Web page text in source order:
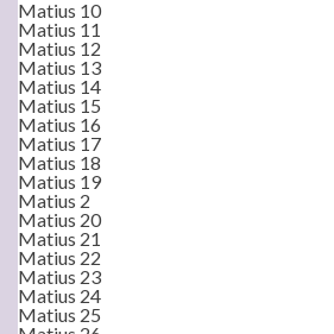
Matius 10
Matius 11
Matius 12
Matius 13
Matius 14
Matius 15
Matius 16
Matius 17
Matius 18
Matius 19
Matius 2
Matius 20
Matius 21
Matius 22
Matius 23
Matius 24
Matius 25